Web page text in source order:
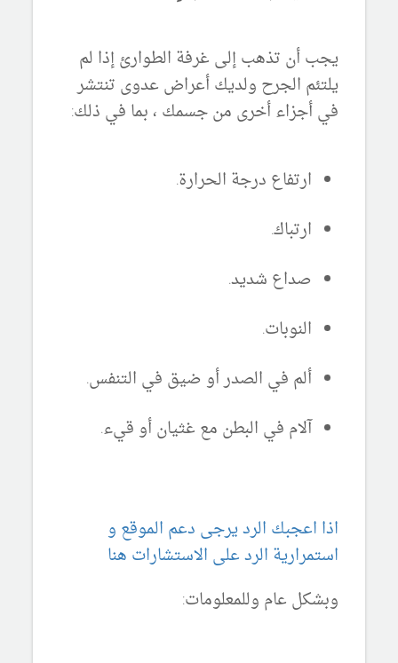
يجب أن تذهب إلى غرفة الطوارئ إذا لم
يلتئم الجرح ولديك أعراض عدوى تنتشر
في أجزاء أخرى من جسمك ، بما في ذلك:
ارتفاع درجة الحرارة.
ارتباك.
صداع شديد.
النوبات.
ألم في الصدر أو ضيق في التنفس.
آلام في البطن مع غثيان أو قيء.
اذا اعجبك الرد يرجى دعم الموقع و
استمرارية الرد على الاستشارات هنا
وبشكل عام وللمعلومات: